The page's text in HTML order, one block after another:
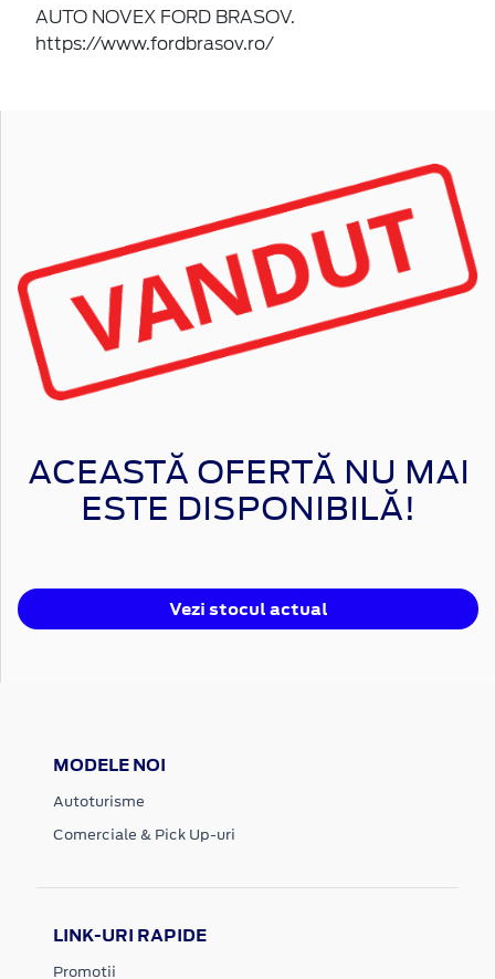
AUTO NOVEX FORD BRASOV.
https://www.fordbrasov.ro/
ACEASTĂ OFERTĂ NU MAI
ESTE DISPONIBILĂ!
Vezi stocul actual
MODELE NOI
Autoturisme
Comerciale & Pick Up-uri
LINK-URI RAPIDE
Promotii